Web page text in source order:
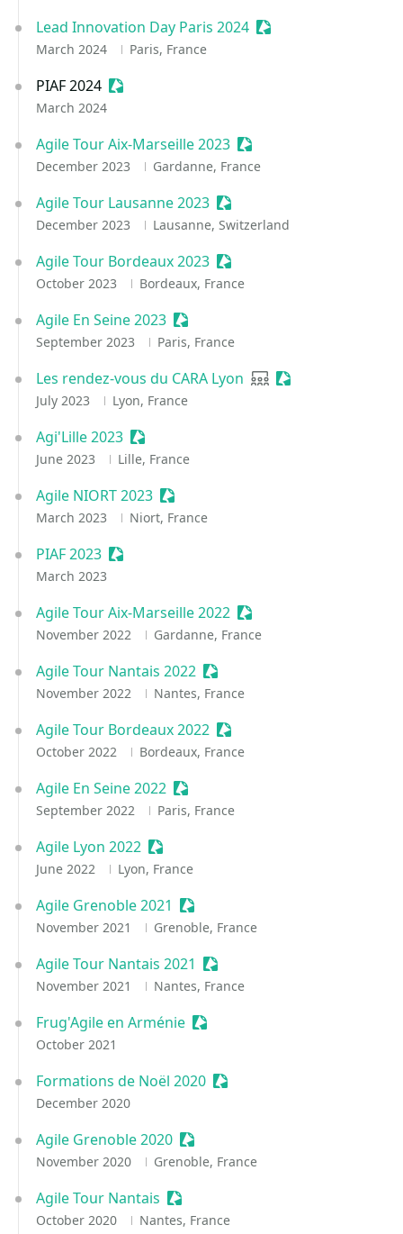
Lead Innovation Day Paris 2024 Sessionize Event
March 2024 Paris, France
PIAF 2024 Sessionize Event
March 2024
Agile Tour Aix-Marseille 2023 Sessionize Event
December 2023 Gardanne, France
Agile Tour Lausanne 2023 Sessionize Event
December 2023 Lausanne, Switzerland
Agile Tour Bordeaux 2023 Sessionize Event
October 2023 Bordeaux, France
Agile En Seine 2023 Sessionize Event
September 2023 Paris, France
Les rendez-vous du CARA Lyon User group
Sessionize Event
July 2023 Lyon, France
Agi'Lille 2023 Sessionize Event
June 2023 Lille, France
Agile NIORT 2023 Sessionize Event
March 2023 Niort, France
PIAF 2023 Sessionize Event
March 2023
Agile Tour Aix-Marseille 2022 Sessionize Event
November 2022 Gardanne, France
Agile Tour Nantais 2022 Sessionize Event
November 2022 Nantes, France
Agile Tour Bordeaux 2022 Sessionize Event
October 2022 Bordeaux, France
Agile En Seine 2022 Sessionize Event
September 2022 Paris, France
Agile Lyon 2022 Sessionize Event
June 2022 Lyon, France
Agile Grenoble 2021 Sessionize Event
November 2021 Grenoble, France
Agile Tour Nantais 2021 Sessionize Event
November 2021 Nantes, France
Frug'Agile en Arménie Sessionize Event
October 2021
Formations de Noël 2020 Sessionize Event
December 2020
Agile Grenoble 2020 Sessionize Event
November 2020 Grenoble, France
Agile Tour Nantais Sessionize Event
October 2020 Nantes, France